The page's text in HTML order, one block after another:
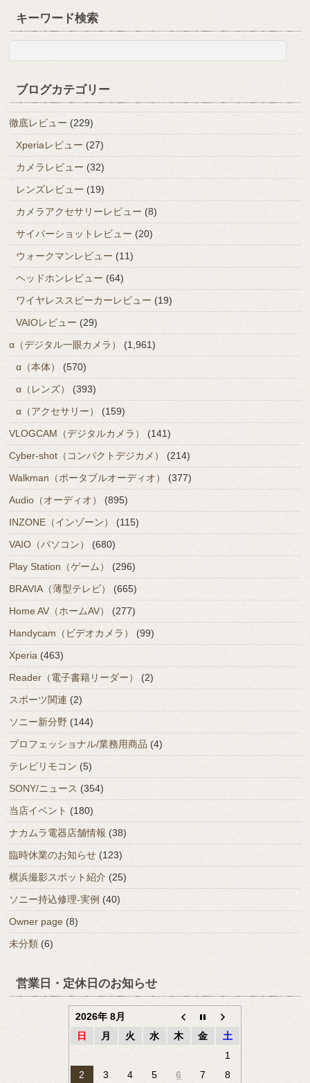
キーワード検索
ブログカテゴリー
徹底レビュー (229)
Xperiaレビュー (27)
カメラレビュー (32)
レンズレビュー (19)
カメラアクセサリーレビュー (8)
サイバーショットレビュー (20)
ウォークマンレビュー (11)
ヘッドホンレビュー (64)
ワイヤレススピーカーレビュー (19)
VAIOレビュー (29)
α（デジタル一眼カメラ）
(1,961)
α（本体）
(570)
α（レンズ）
(393)
α（アクセサリー）
(159)
VLOGCAM（デジタルカメラ）
(141)
Cyber-shot（コンパクトデジカメ） (214)
Walkman（ポータブルオーディオ）
(377)
Audio（オーディオ）
(895)
INZONE（インゾーン）
(115)
VAIO（パソコン）
(680)
Play Station（ゲーム）
(296)
BRAVIA（薄型テレビ）
(665)
Home AV（ホームAV）
(277)
Handycam（ビデオカメラ）
(99)
Xperia (463)
Reader（電子書籍リーダー）
(2)
スポーツ関連 (2)
ソニー新分野 (144)
プロフェッショナル/業務用商品 (4)
テレビリモコン (5)
SONY/ニュース (354)
当店イベント (180)
ナカムラ電器店舗情報 (38)
臨時休業のお知らせ (123)
横浜撮影スポット紹介 (25)
ソニー持込修理-実例 (40)
Owner page (8)
未分類 (6)
営業日・定休日のお知らせ
2026年 8月
日
月 火 水 木 金
土
1
2
3 4 5 6 7
8